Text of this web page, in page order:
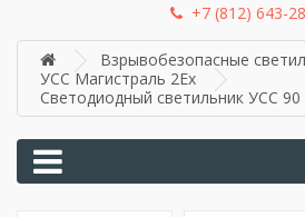
+7 (812) 643-
Взрывобезопасные
УСС Магистраль 2Ex
Светодиодный светильник УСС